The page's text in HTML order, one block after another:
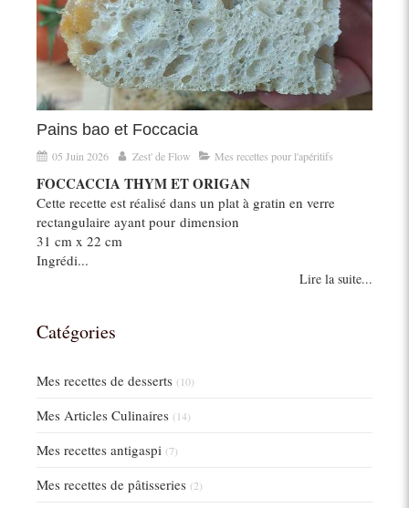
Pains bao et Foccacia
05 Juin 2026 Zest' de Flow Mes recettes pour l'apéritifs
FOCCACCIA THYM ET ORIGAN
Cette recette est réalisé dans un plat à gratin en verre
rectangulaire ayant pour dimension
31 cm x 22 cm
Ingrédi...
Lire la suite...
Catégories
Mes recettes de desserts (10)
Mes Articles Culinaires (14)
Mes recettes antigaspi (7)
Mes recettes de pâtisseries (2)